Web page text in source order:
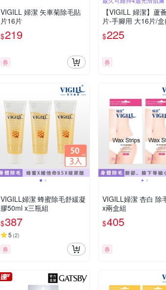
VIGILL 婦潔 矢車菊除毛貼
片16片
$219
券
【VIGILL 婦潔】蘆
片-手腳用 大16片/
年新版)
$225
券
VIGILL婦潔 蜂蜜除毛舒緩凝
膠50ml x三瓶組
$387
5 (2)
券
VIGILL婦潔 杏白 除
x兩盒組
$405
券